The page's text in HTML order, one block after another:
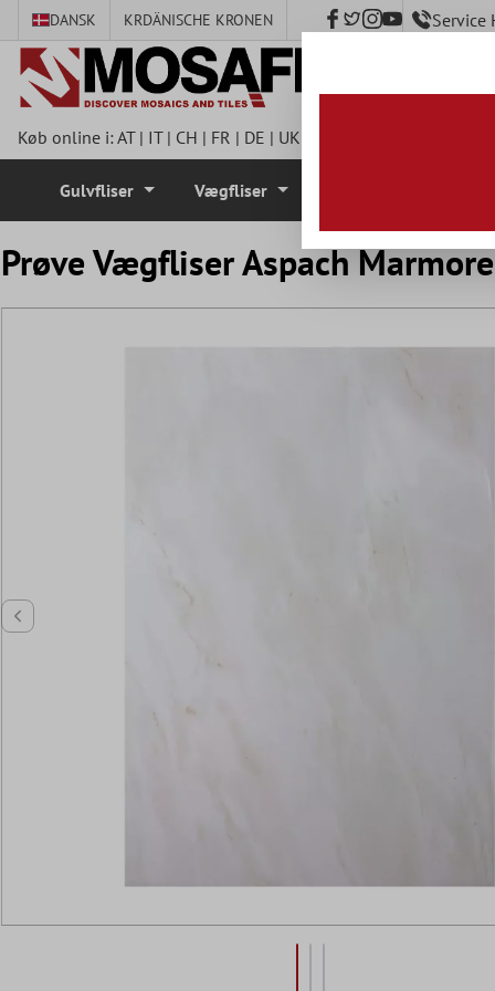
DANSK KRDÄNISCHE KRONEN
Køb online i:AT| IT| CH | FR | DE | UK
Gulvfliser Vægfliser
Prøve Vægfliser Aspach